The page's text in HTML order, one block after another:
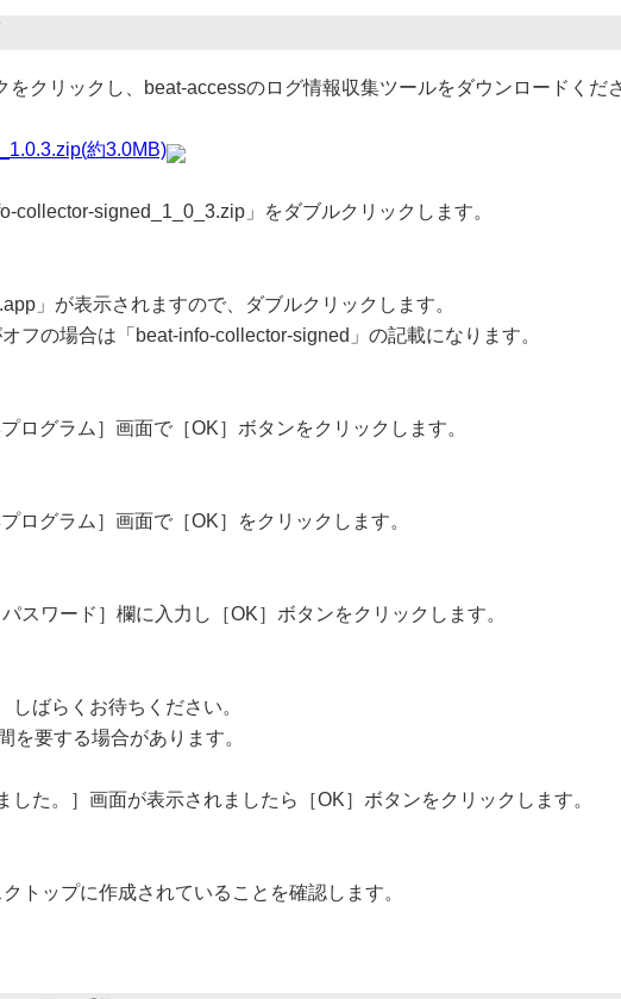
をクリックし、beat-accessのログ情報収集ツールをダウンロードくだ
約3.0MB)
collector-signed_1_0_3.zip」をダブルクリックします。
」が表示されますので、ダブルクリックします。
フの場合は「beat-info-collector-signed」の記載になります。
ログラム］画面で［OK］ボタンをクリックします。
ログラム］画面で［OK］をクリックします。
スワード］欄に入力し［OK］ボタンをクリックします。
しばらくお待ちください。
を要する場合があります。
した。］画面が表示されましたら［OK］ボタンをクリックします。
トップに作成されていることを確認します。